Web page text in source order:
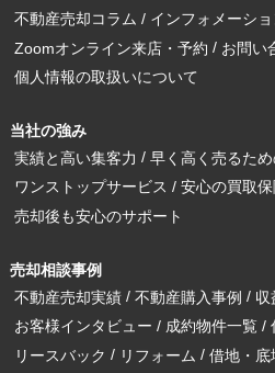
不動産売却コラム
インフォメーショ
Zoomオンライン来店・予約
お問い
個人情報の取扱いについて
当社の強み
実績と高い集客力
早く高く売るた
ワンストップサービス
安心の買取
売却後も安心のサポート
売却相談事例
不動産売却実績
不動産購入事例
収
お客様インタビュー
成約物件一覧
リースバック
リフォーム
借地・底